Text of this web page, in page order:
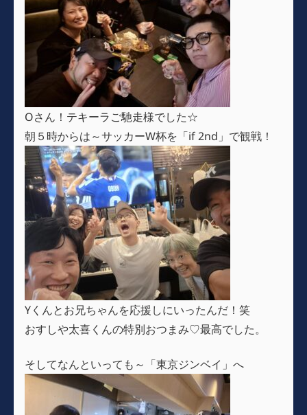
Oさん！テキーラご馳走様でした☆
朝５時からは～サッカーW杯を「if 2nd」で観戦！
Yくんとお兄ちゃんを応援しにいったんだ！笑
おすしや太喜くんの特別おつまみ♡最高でした。
そしてなんといっても～「東京ジンベイ」へ